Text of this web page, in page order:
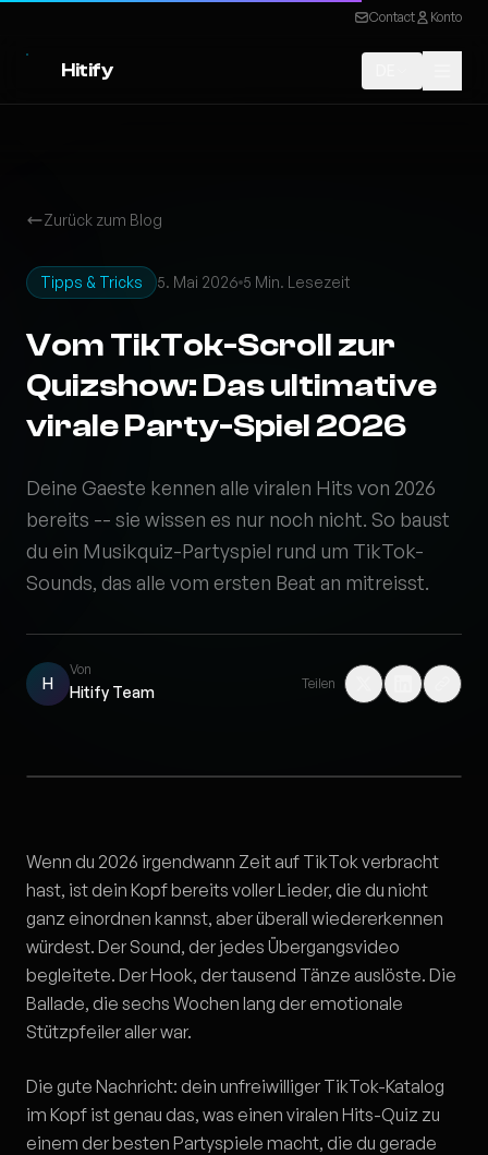
Contact Konto
Hitify
Zurück zum Blog
Tipps & Tricks 5. Mai 2026 5 Min. Lesezeit
Vom TikTok-Scroll zur
Quizshow: Das ultimative
virale Party-Spiel 2026
Deine Gaeste kennen alle viralen Hits von 2026
bereits -- sie wissen es nur noch nicht. So baust
du ein Musikquiz-Partyspiel rund um TikTok-
Sounds, das alle vom ersten Beat an mitreisst.
H
Von
Hitify Team Teilen
Wenn du 2026 irgendwann Zeit auf TikTok verbracht
hast, ist dein Kopf bereits voller Lieder, die du nicht
ganz einordnen kannst, aber überall wiedererkennen
würdest. Der Sound, der jedes Übergangsvideo
begleitete. Der Hook, der tausend Tänze auslöste. Die
Ballade, die sechs Wochen lang der emotionale
Stützpfeiler aller war.
Die gute Nachricht: dein unfreiwilliger TikTok-Katalog
im Kopf ist genau das, was einen viralen Hits-Quiz zu
einem der besten Partyspiele macht, die du gerade